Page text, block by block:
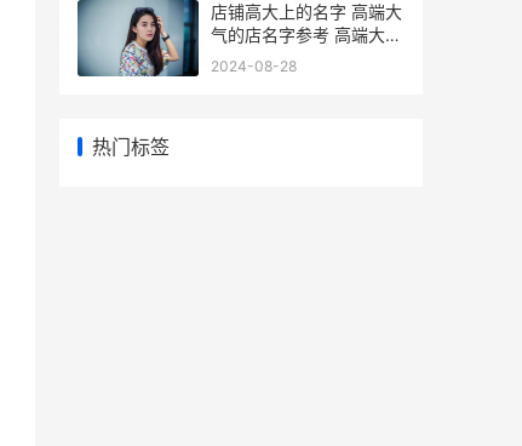
店铺高大上的名字 高端大
气的店名字参考 高端大气
店铺名称
2024-08-28
热门标签